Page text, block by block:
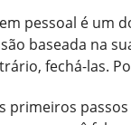
pessoal é um
baseada na
fechá-las.
primeiros